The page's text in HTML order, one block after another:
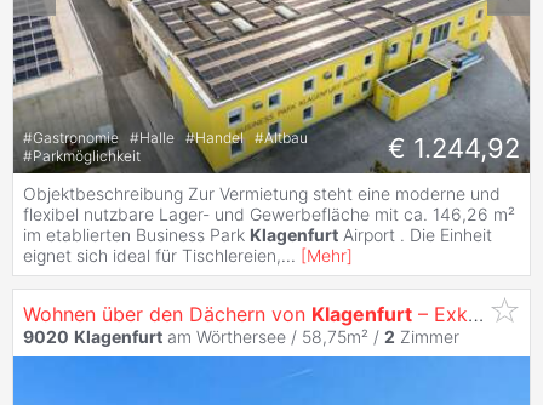
#Gastronomie #Halle #Handel #Altbau
#Parkmöglichkeit € 1.244,92
Objektbeschreibung Zur Vermietung steht eine moderne und
flexibel nutzbare Lager- und Gewerbefläche mit ca. 146,26 m²
im etablierten Business Park Klagenfurt Airport . Die Einheit
eignet sich ideal für Tischlereien,... [Mehr]
Wohnen über den Dächern von Klagenfurt – Exklusive
9020 Klagenfurt am Wörthersee / 58,75m² / 2 Zimmer